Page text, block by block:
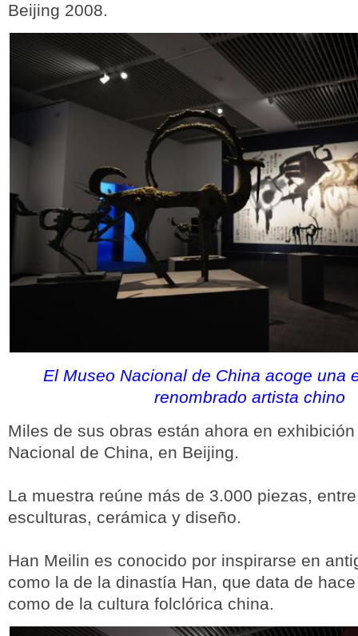
Beijing 2008.
El Museo Nacional de China acoge una
renombrado artista chino
Miles de sus obras están ahora en
Nacional de China, en Beijing.
La muestra reúne más de 3.000 piezas,
esculturas, cerámica y diseño.
Han Meilin es conocido por inspirarse en
como la de la dinastía Han, que data de
como de la cultura folclórica china.